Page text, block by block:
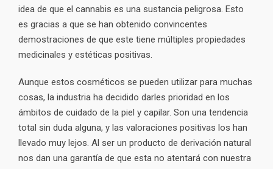
idea de que el cannabis es una sustancia peligrosa. Esto
es gracias a que se han obtenido convincentes
demostraciones de que este tiene múltiples propiedades
medicinales y estéticas positivas.
Aunque estos cosméticos se pueden utilizar para muchas
cosas, la industria ha decidido darles prioridad en los
ámbitos de cuidado de la piel y capilar. Son una tendencia
total sin duda alguna, y las valoraciones positivas los han
llevado muy lejos. Al ser un producto de derivación natural
nos dan una garantía de que esta no atentará con nuestra